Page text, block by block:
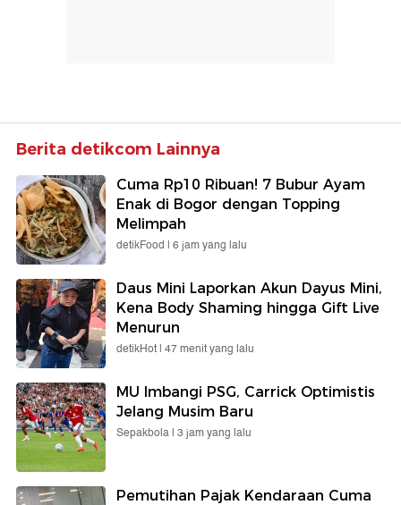
Berita detikcom Lainnya
Cuma Rp10 Ribuan! 7 Bubur Ayam
Enak di Bogor dengan Topping
Melimpah
detikFood | 6 jam yang lalu
Daus Mini Laporkan Akun Dayus Mini,
Kena Body Shaming hingga Gift Live
Menurun
detikHot | 47 menit yang lalu
MU Imbangi PSG, Carrick Optimistis
Jelang Musim Baru
Sepakbola | 3 jam yang lalu
Pemutihan Pajak Kendaraan Cuma